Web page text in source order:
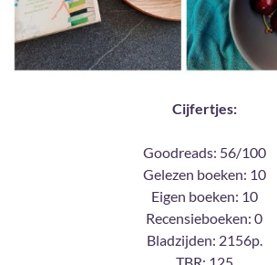
Cijfertjes:
Goodreads: 56/100
Gelezen boeken: 10
Eigen boeken: 10
Recensieboeken: 0
Bladzijden: 2156p.